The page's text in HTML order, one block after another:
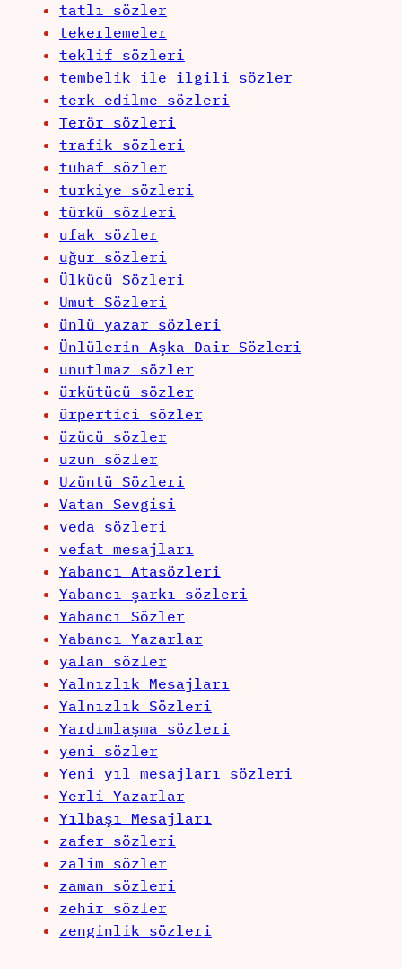
tatlı sözler
tekerlemeler
teklif sözleri
tembelik ile ilgili sözler
terk edilme sözleri
Terör sözleri
trafik sözleri
tuhaf sözler
turkiye sözleri
türkü sözleri
ufak sözler
uğur sözleri
Ülkücü Sözleri
Umut Sözleri
ünlü yazar sözleri
Ünlülerin Aşka Dair Sözleri
unutlmaz sözler
ürkütücü sözler
ürpertici sözler
üzücü sözler
uzun sözler
Uzüntü Sözleri
Vatan Sevgisi
veda sözleri
vefat mesajları
Yabancı Atasözleri
Yabancı şarkı sözleri
Yabancı Sözler
Yabancı Yazarlar
yalan sözler
Yalnızlık Mesajları
Yalnızlık Sözleri
Yardımlaşma sözleri
yeni sözler
Yeni yıl mesajları sözleri
Yerli Yazarlar
Yılbaşı Mesajları
zafer sözleri
zalim sözler
zaman sözleri
zehir sözler
zenginlik sözleri